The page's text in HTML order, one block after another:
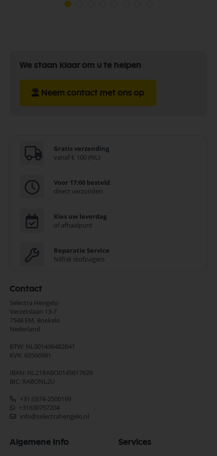
We staan klaar om u te helpen
Neem contact met ons op
Gratis verzending
vanaf € 100 (NL)
Voor 17:00 besteld
direct verzonden
Kies uw leverdag
of afhaalpunt
Reparatie Service
Nilfisk stofzuigers
Contact
Selectra Hengelo
Verzetslaan 13-7
7548 EM, Boekelo
Nederland
BTW: NL001406482B41
KVK: 60566981
IBAN: NL21RABO0145617629
BIC: RABONL2U
+31 (0)74-2500199
+31630757204
info@selectrahengelo.nl
Algemene Info Services